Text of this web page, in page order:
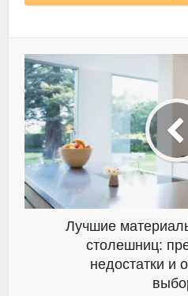
Лучшие
столешниц:
недостатки и